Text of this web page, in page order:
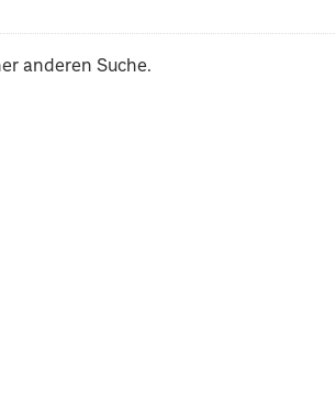
anderen Suche.